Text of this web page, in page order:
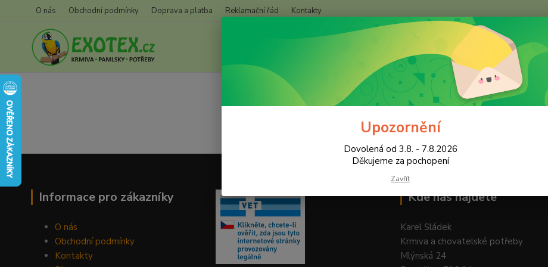
O nás Obchodní podmínky Doprava a platba Reklamační řád Kontakty
+420
(Po-Pá,
Informace pro zákazníky
O nás
Obchodní podmínky
Kontakty
Kde nás najdete
Karel Sládek
Krmiva a chovatelské potřeby
Mlýnská 24
Upozornění
Dovolená od 3.8. - 7.8.2026
Děkujeme za pochopení
Zavřít